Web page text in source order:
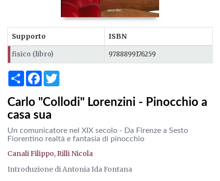
Supporto ISBN
fisico (libro) 9788899176259
ShareFacebook
Carlo "Collodi" Lorenzini - Pinocchio a
casa sua
Un comunicatore nel XIX secolo - Da Firenze a Sesto
Fiorentino realtà e fantasia di pinocchio
Canali Filippo, Rilli Nicola
Introduzione di Antonia Ida Fontana